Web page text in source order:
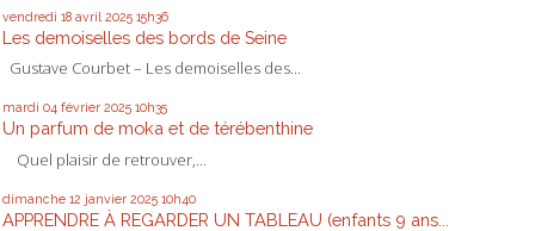
vendredi 18 avril 2025 15h36
Les demoiselles des bords de Seine
Gustave Courbet – Les demoiselles des...
mardi 04 février 2025 10h35
Un parfum de moka et de térébenthine
Quel plaisir de retrouver,...
dimanche 12 janvier 2025 10h40
APPRENDRE À REGARDER UN TABLEAU (enfants 9 ans...